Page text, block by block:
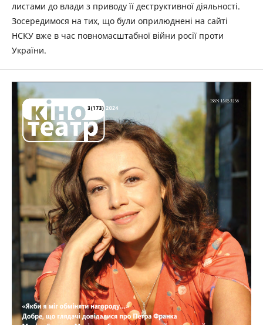
листами до влади з приводу її деструктивної діяльності.
Зосередимося на тих, що були оприлюднені на сайті
НСКУ вже в час повномасштабної війни росії проти
України.